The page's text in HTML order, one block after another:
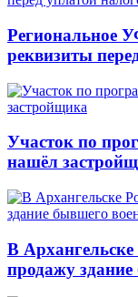
Региональное
реквизиты
Участок по
нашёл
В
продажу